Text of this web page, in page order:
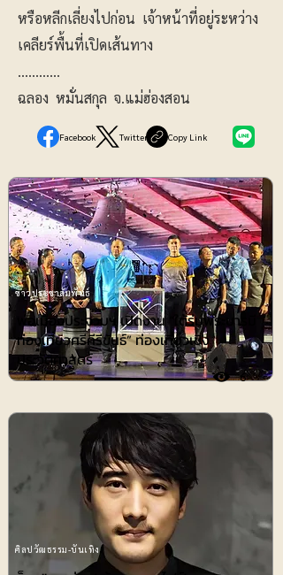
หรือหลีกเลี่ยงไปก่อน เจ้าหน้าที่อยู่ระหว่าง
เคลียร์พื้นที่เปิดเส้นทาง
…………
ฉลอง หมั่นสกุล จ.แม่ฮ่องสอน
Facebook Twitter Copy Link
พ่อเมืองประจวบฯ เปิดงาน “ใต้ร่มพระบารมี
ท่องเที่ยวศรีคีรีขันธ์” ท่องเที่ยวเชิง
ประวัติศาสตร์
6
ข่าวประชาสัมพันธ์
ศิลปวัฒธรรม-บันเทิง